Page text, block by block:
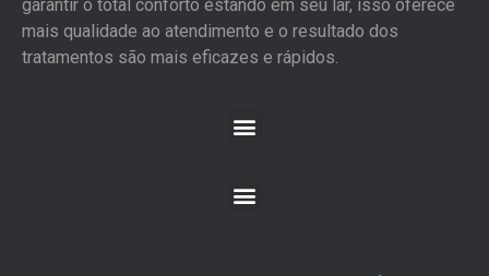
garantir o total conforto estando em seu lar, isso oferece
mais qualidade ao atendimento e o resultado dos
tratamentos são mais eficazes e rápidos.